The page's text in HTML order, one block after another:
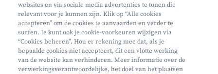
Mifid
Privacy
Juridische info
websites en via sociale media advertenties te tonen die
relevant voor je kunnen zijn. Klik op “Alle cookies
accepteren” om de cookies te aanvaarden en verder te
surfen. Je kunt ook je cookie-voorkeuren wijzigen via
“Cookies beheren”. Hou er rekening mee dat, als je
bepaalde cookies niet accepteert, dit een vlotte werking
van de website kan verhinderen. Meer informatie over de
verwerkingsverantwoordelijke, het doel van het plaatsen